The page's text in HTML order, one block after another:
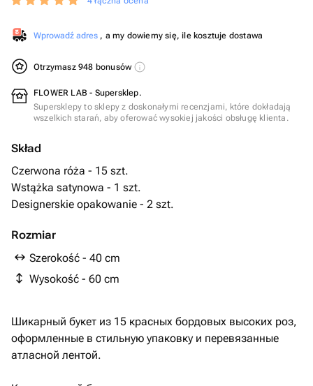
Wprowadź adres , a my dowiemy się, ile kosztuje dostawa
Otrzymasz 948 bonusów
FLOWER LAB - Supersklep.
Supersklepy to sklepy z doskonałymi recenzjami, które dokładają
wszelkich starań, aby oferować wysokiej jakości obsługę klienta.
Skład
Czerwona róża - 15 szt.
Wstążka satynowa - 1 szt.
Designerskie opakowanie - 2 szt.
Rozmiar
Szerokość - 40 cm
Wysokość - 60 cm
Шикарный букет из 15 красных бордовых высоких роз,
оформленные в стильную упаковку и перевязанные
атласной лентой.